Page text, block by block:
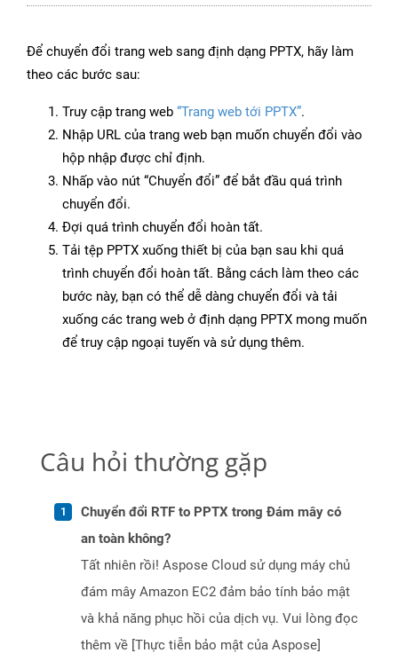
Để chuyển đổi trang web sang định dạng PPTX, hãy làm
theo các bước sau:
Truy cập trang web “Trang web tới PPTX”.
Nhập URL của trang web bạn muốn chuyển đổi vào
hộp nhập được chỉ định.
Nhấp vào nút “Chuyển đổi” để bắt đầu quá trình
chuyển đổi.
Đợi quá trình chuyển đổi hoàn tất.
Tải tệp PPTX xuống thiết bị của bạn sau khi quá
trình chuyển đổi hoàn tất. Bằng cách làm theo các
bước này, bạn có thể dễ dàng chuyển đổi và tải
xuống các trang web ở định dạng PPTX mong muốn
để truy cập ngoại tuyến và sử dụng thêm.
Câu hỏi thường gặp
Chuyển đổi RTF to PPTX trong Đám mây có
an toàn không?
Tất nhiên rồi! Aspose Cloud sử dụng máy chủ
đám mây Amazon EC2 đảm bảo tính bảo mật
và khả năng phục hồi của dịch vụ. Vui lòng đọc
thêm về [Thực tiễn bảo mật của Aspose]